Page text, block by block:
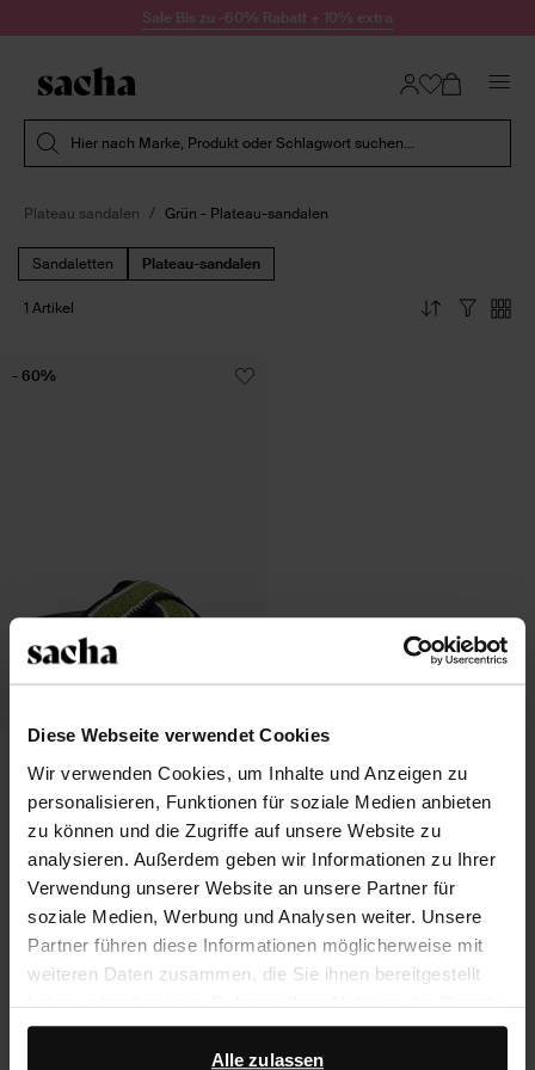
Diese Webseite verwendet Cookies
Wir verwenden Cookies, um Inhalte und Anzeigen zu
personalisieren, Funktionen für soziale Medien anbieten
zu können und die Zugriffe auf unsere Website zu
analysieren. Außerdem geben wir Informationen zu Ihrer
Verwendung unserer Website an unsere Partner für
soziale Medien, Werbung und Analysen weiter. Unsere
Partner führen diese Informationen möglicherweise mit
weiteren Daten zusammen, die Sie ihnen bereitgestellt
haben oder die sie im Rahmen Ihrer Nutzung der Dienste
gesammelt haben.
Alle zulassen
Zum Inhalt springenSale Bis zu -60% Rabatt + 10% extra
Hier nach Marke, Produkt oder Schlagwort suchen...
Plateau sandalen Grün - Plateau-sandalen
Sandaletten Plateau-sandalen
1 Artikel
grünen Riemchen
104.00
41.60
- 60%
Über Sacha
Versand und Lieferung